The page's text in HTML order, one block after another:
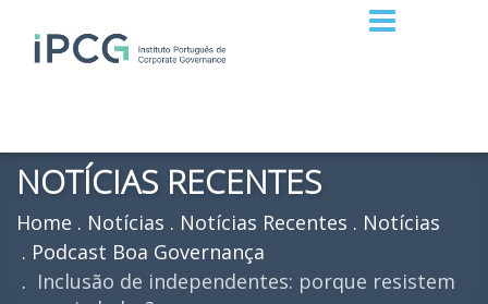
NOTÍCIAS RECENTES
Home Notícias Notícias Recentes
Notícias
Podcast Boa Governança
Inclusão de independentes: porque resistem